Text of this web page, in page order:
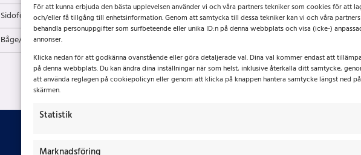
För att kunna erbjuda den bästa upplevelsen använder vi och våra partners tekniker som cookies för att
och/eller få tillgång till enhetsinformation. Genom att samtycka till dessa tekniker kan vi och våra partners
behandla personuppgifter som surfbeteende eller unika ID:n på denna webbplats och visa (icke-)
annonser.
Klicka nedan för att godkänna ovanstående eller göra detaljerade val. Dina val kommer endast att
på denna webbplats. Du kan ändra dina inställningar när som helst, inklusive återkalla ditt samtycke,
att använda reglagen på cookiepolicyn eller genom att klicka på knappen hantera samtycke längst ned på
skärmen.
Statistik
Marknadsföring
Sidoföring
Båge/förarskydd